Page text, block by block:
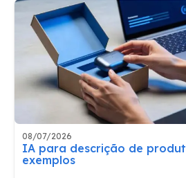
08/07/2026
IA para descrição de
exemplos